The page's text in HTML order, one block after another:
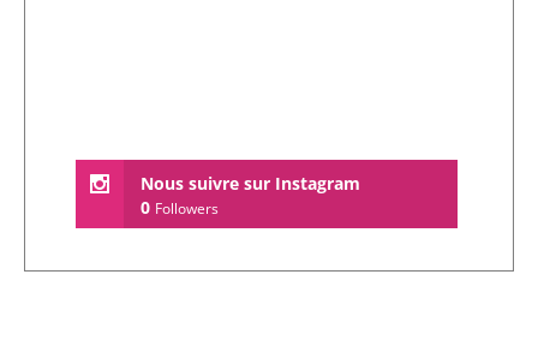
Nous suivre sur Instagram
0 Followers